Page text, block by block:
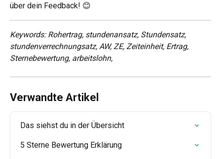
über dein Feedback! 😊
Keywords: Rohertrag, stundenansatz, Stundensatz,
stundenverrechnungsatz, AW, ZE, Zeiteinheit, Ertrag,
Sternebewertung, arbeitslohn,
Verwandte Artikel
Das siehst du in der Übersicht
5 Sterne Bewertung Erklärung